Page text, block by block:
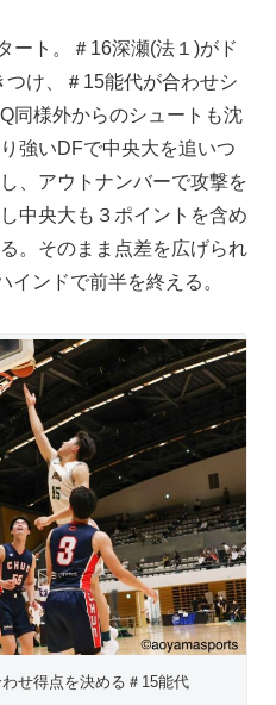
ート。＃16深瀬(法１)がド
け、＃15能代が合わせシ
同様外からのシュートも沈
強いDFで中央大を追いつ
、アウトナンバーで攻撃を
中央大も３ポイントを含め
。そのまま点差を広げられ
インドで前半を終える。
せ得点を決める＃15能代